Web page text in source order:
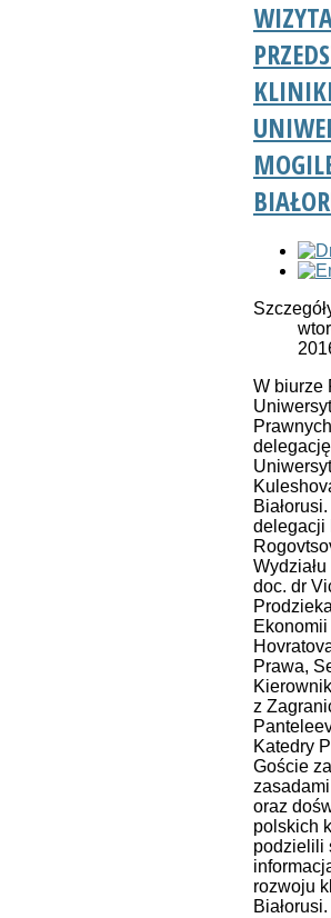
W biurze
delegacji
doc. dr
Prawa,
z
Katedry
Goście
oraz
polskich
podzielili
rozwoju
Białorusi.